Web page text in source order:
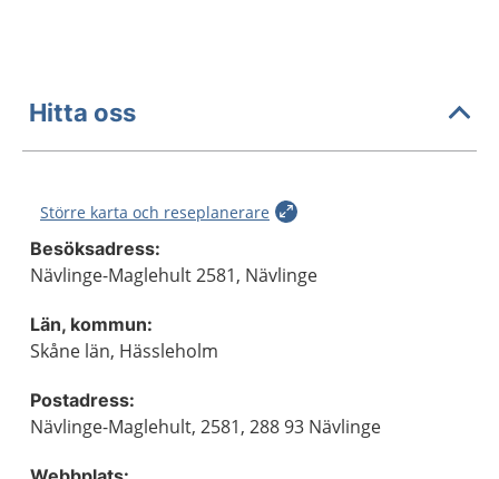
Hitta oss
Större karta och reseplanerare
Besöksadress:
Nävlinge-Maglehult 2581, Nävlinge
Län, kommun:
Skåne län, Hässleholm
Postadress:
Nävlinge-Maglehult, 2581, 288 93 Nävlinge